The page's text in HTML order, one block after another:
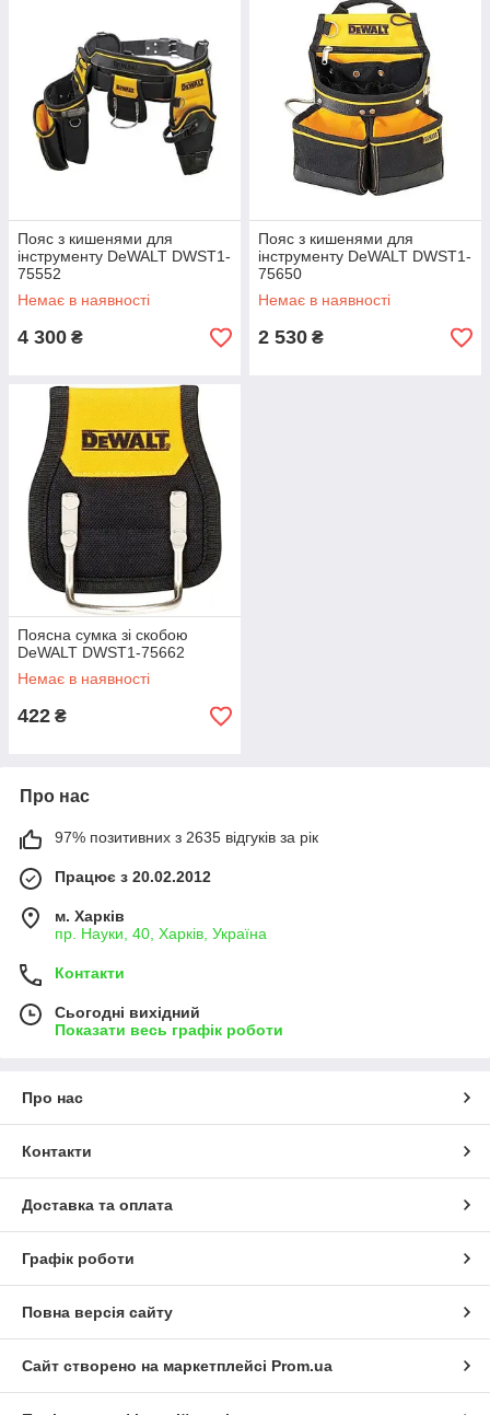
Пояс з кишенями для
інструменту DeWALT DWST1-
75552
Немає в наявності
4 300 ₴
Пояс з кишенями для
інструменту DeWALT DWST1-
75650
Немає в наявності
2 530 ₴
Поясна сумка зі скобою
DeWALT DWST1-75662
Немає в наявності
422 ₴
Про нас
97% позитивних з 2635 відгуків за рік
Працює з 20.02.2012
м. Харків
пр. Науки, 40, Харків, Україна
Контакти
Сьогодні вихідний
Показати весь графік роботи
Про нас
Контакти
Доставка та оплата
Графік роботи
Повна версія сайту
Сайт створено на маркетплейсі Prom.ua